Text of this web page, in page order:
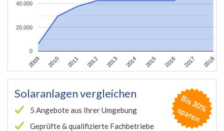
2009 2010 2011 2012 2013 2014 2015 2016 2017 2018
0
20.000
40.000
Solaranlagen vergleichen
5 Angebote aus Ihrer Umgebung
Geprüfte & qualifizierte Fachbetriebe
B
is
3
0
%
s
p
a
r
e
n